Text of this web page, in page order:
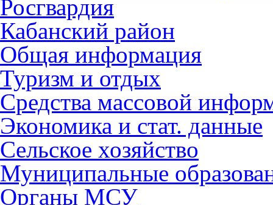
Росгвардия
Кабанский район
Общая информация
Туризм и отдых
Средства массовой
Экономика и стат. данные
Сельское хозяйство
Муниципальные
Органы МСУ